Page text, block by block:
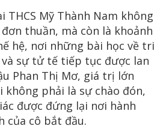
THCS Mỹ Thành Nam không
thuần, mà còn là khoảnh
hệ, nơi những bài học về tri
sự tử tế tiếp tục được lan
Phan Thị Mơ, giá trị lớn
không phải là sự chào đón,
được đứng lại nơi hành
cô bắt đầu.